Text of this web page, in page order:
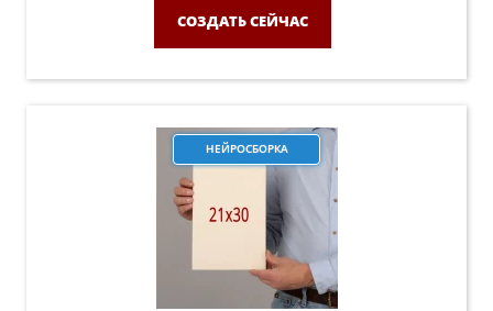
СОЗДАТЬ СЕЙЧАС
НЕЙРОСБОРКА